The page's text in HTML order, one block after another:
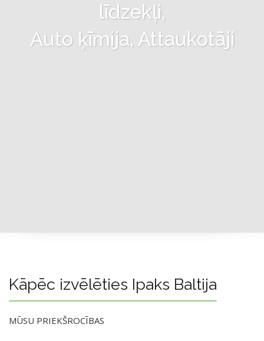
līdzekļi,
Auto ķīmija, Attaukotāji
Kāpēc izvēlēties Ipaks Baltija
MŪSU PRIEKŠROCĪBAS